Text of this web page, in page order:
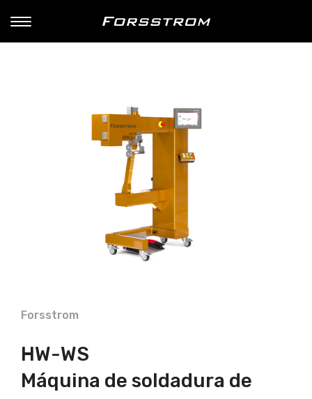
Forsstrom
HW-WS
Máquina de soldadura de